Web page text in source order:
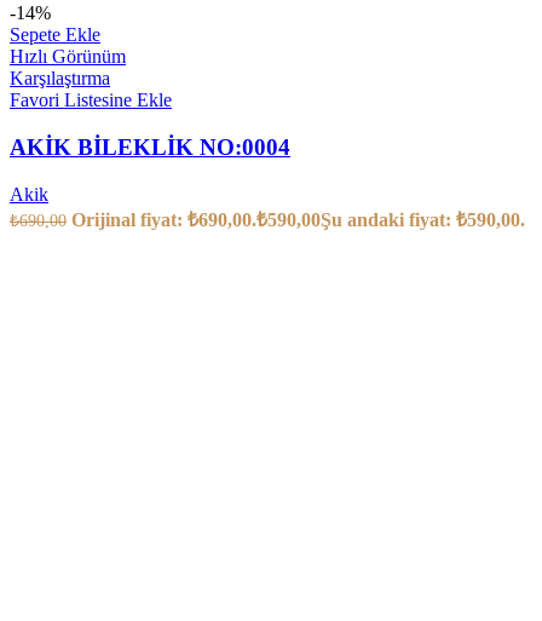
-14%
Sepete Ekle
Hızlı Görünüm
Karşılaştırma
Favori Listesine Ekle
AKİK BİLEKLİK NO:0004
Akik
₺690,00 Orijinal fiyat: ₺690,00.₺590,00Şu andaki fiyat: ₺590,00.